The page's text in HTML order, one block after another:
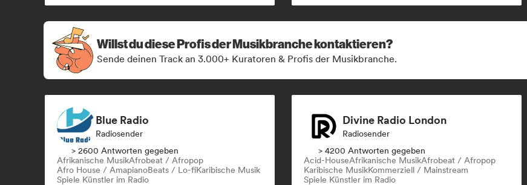
Willst du diese Profis der Musikbranche kontaktieren?
Sende deinen Track an 3.000+ Kuratoren & Profis der Musikbranche.
Blue Radio
Radiosender
> 2600 Antworten gegeben
Afrikanische MusikAfrobeat / Afropop
Afro House / AmapianoBeats / Lo-fiKaribische Musik
Spiele Künstler im Radio
Divine Radio London
Radiosender
> 4200 Antworten gegeben
Acid-HouseAfrikanische MusikAfrobeat / Afropop
Karibische MusikKommerziell / Mainstream
Spiele Künstler im Radio